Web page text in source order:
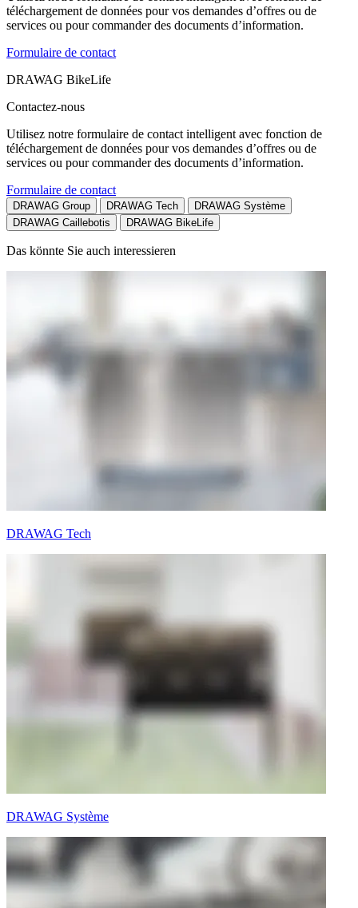
téléchargement de données pour vos demandes d’offres ou de
services ou pour commander des documents d’information.
Formulaire de contact
DRAWAG BikeLife
Contactez-nous
Utilisez notre formulaire de contact intelligent avec fonction de
téléchargement de données pour vos demandes d’offres ou de
services ou pour commander des documents d’information.
Formulaire de contact
DRAWAG Group DRAWAG Tech
DRAWAG Système
DRAWAG Caillebotis
DRAWAG BikeLife
Das könnte Sie auch interessieren
DRAWAG Tech
DRAWAG Système